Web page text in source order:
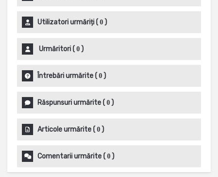
Utilizatori urmăriți( 0 )
Urmăritori( 0 )
Întrebări urmărite( 0 )
Răspunsuri urmărite( 0 )
Articole urmărite( 0 )
Comentarii urmărite( 0 )